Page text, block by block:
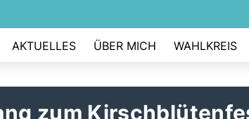
AKTUELLES ÜBER MICH WAHLKREIS
zum